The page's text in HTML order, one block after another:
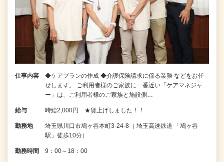
仕事内容
◆ケアプランの作成 ◆介護保険請求に係る業務 などをお任
せします。 ご利用者様のご家族に一番近い「ケアマネジャ
ー」は、ご利用者様のご家族と施設側…
給与 時給2,000円 ★賃上げしました！！
勤務地
埼玉県川口市鳩ヶ谷本町3-24-8（ 埼玉高速鉄道 「鳩ヶ谷
駅」徒歩10分）
勤務時間 9：00～18：00